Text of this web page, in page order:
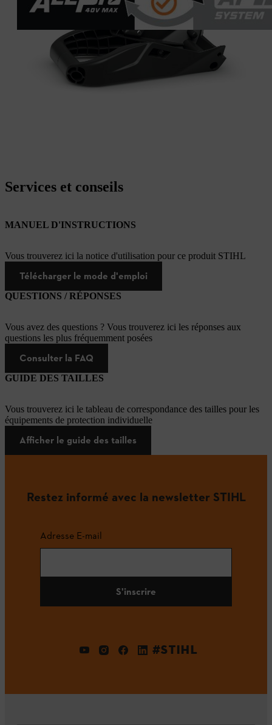
Services et conseils
MANUEL D'INSTRUCTIONS
Vous trouverez ici la notice d'utilisation pour ce produit STIHL
Télécharger le mode d'emploi
QUESTIONS / RÉPONSES
Vous avez des questions ? Vous trouverez ici les réponses aux
questions les plus fréquemment posées
Consulter la FAQ
GUIDE DES TAILLES
Vous trouverez ici le tableau de correspondance des tailles pour les
équipements de protection individuelle
Afficher le guide des tailles
Restez informé avec la newsletter STIHL
Adresse E-mail
S'inscrire
#STIHL